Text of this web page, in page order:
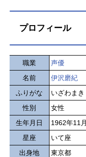
プロフィール
職業
声優
名前
伊沢磨紀
ふりがな
いざわまき
性別
女性
生年月日
1962年11
星座
いて座
出身地
東京都